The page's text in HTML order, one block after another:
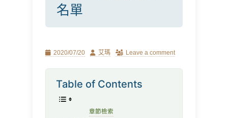
名單
Posted2020/07/20 Author
艾瑪 Leave a comment
Table of Contents
章節檢索